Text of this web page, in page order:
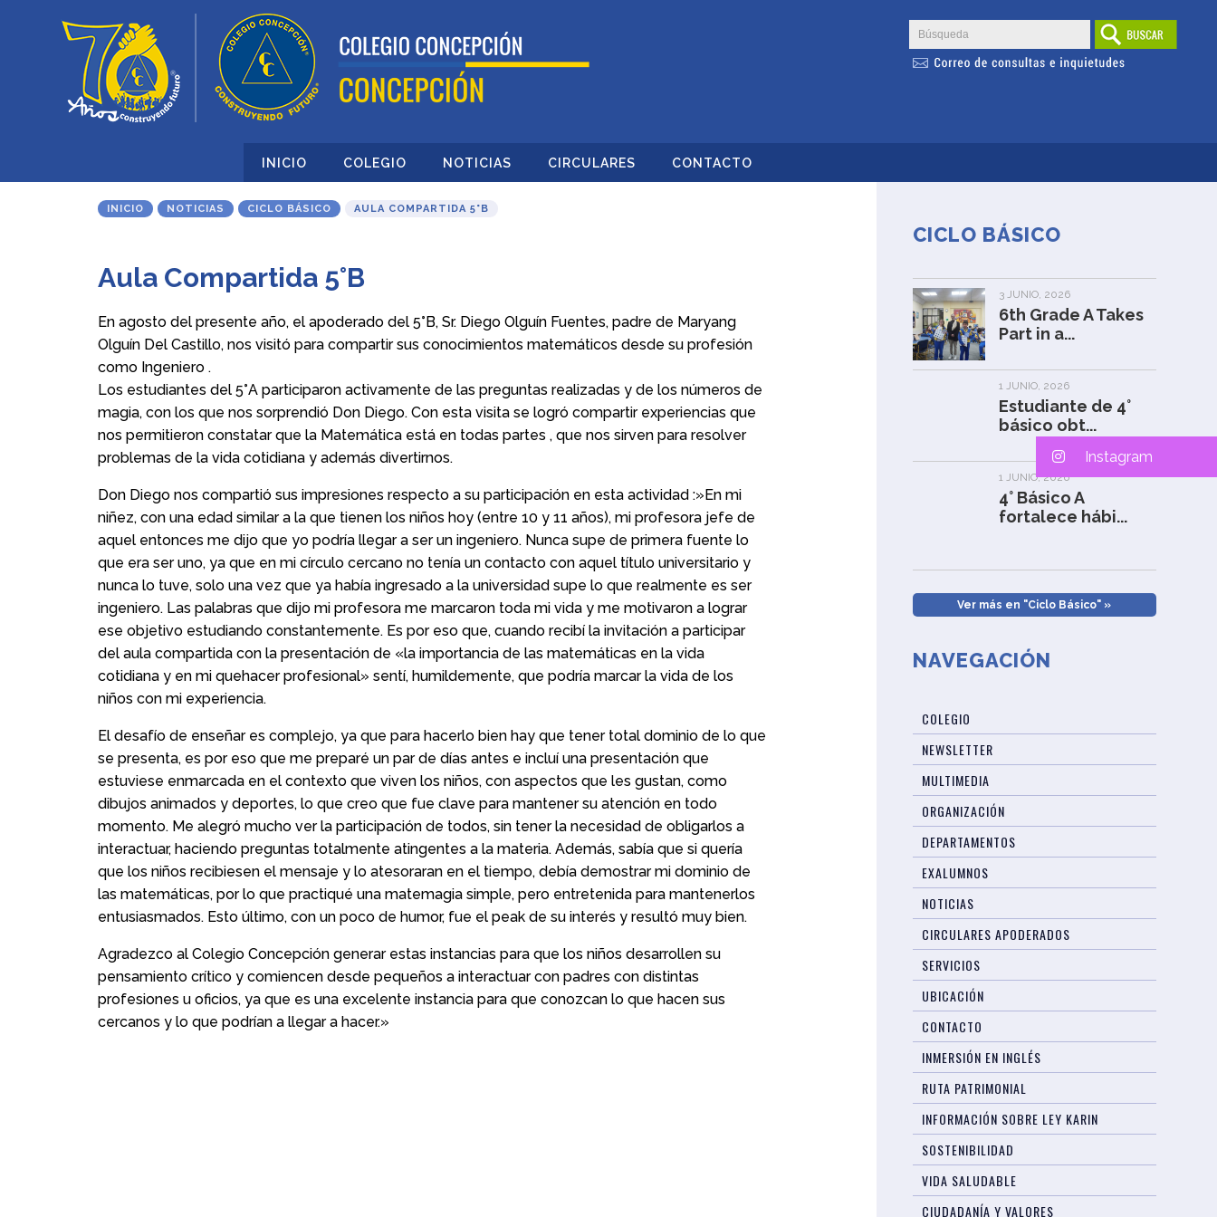
INICIO COLEGIO NOTICIAS CIRCULARES CONTACTO
INICIO NOTICIAS CICLO BÁSICO AULA COMPARTIDA 5°B
Aula Compartida 5°B
En agosto del presente año, el apoderado del 5°B, Sr. Diego Olguín Fuentes, padre de Maryang
Olguín Del Castillo, nos visitó para compartir sus conocimientos matemáticos desde su profesión
como Ingeniero .
Los estudiantes del 5°A participaron activamente de las preguntas realizadas y de los números de
magia, con los que nos sorprendió Don Diego. Con esta visita se logró compartir experiencias que
nos permitieron constatar que la Matemática está en todas partes , que nos sirven para resolver
problemas de la vida cotidiana y además divertirnos.
Don Diego nos compartió sus impresiones respecto a su participación en esta actividad :»En mi
niñez, con una edad similar a la que tienen los niños hoy (entre 10 y 11 años), mi profesora jefe de
aquel entonces me dijo que yo podría llegar a ser un ingeniero. Nunca supe de primera fuente lo
que era ser uno, ya que en mi círculo cercano no tenía un contacto con aquel título universitario y
nunca lo tuve, solo una vez que ya había ingresado a la universidad supe lo que realmente es ser
ingeniero. Las palabras que dijo mi profesora me marcaron toda mi vida y me motivaron a lograr
ese objetivo estudiando constantemente. Es por eso que, cuando recibí la invitación a participar
del aula compartida con la presentación de «la importancia de las matemáticas en la vida
cotidiana y en mi quehacer profesional» sentí, humildemente, que podría marcar la vida de los
niños con mi experiencia.
El desafío de enseñar es complejo, ya que para hacerlo bien hay que tener total dominio de lo que
se presenta, es por eso que me preparé un par de días antes e incluí una presentación que
estuviese enmarcada en el contexto que viven los niños, con aspectos que les gustan, como
dibujos animados y deportes, lo que creo que fue clave para mantener su atención en todo
momento. Me alegró mucho ver la participación de todos, sin tener la necesidad de obligarlos a
interactuar, haciendo preguntas totalmente atingentes a la materia. Además, sabía que si quería
que los niños recibiesen el mensaje y lo atesoraran en el tiempo, debía demostrar mi dominio de
las matemáticas, por lo que practiqué una matemagia simple, pero entretenida para mantenerlos
entusiasmados. Esto último, con un poco de humor, fue el peak de su interés y resultó muy bien.
Agradezco al Colegio Concepción generar estas instancias para que los niños desarrollen su
pensamiento crítico y comiencen desde pequeños a interactuar con padres con distintas
profesiones u oficios, ya que es una excelente instancia para que conozcan lo que hacen sus
cercanos y lo que podrían a llegar a hacer.»
CICLO BÁSICO
3 JUNIO, 2026
6th Grade A Takes
Part in a...
1 JUNIO, 2026
Estudiante de 4°
básico obt...
1 JUNIO, 2026
4° Básico A
fortalece hábi...
Ver más en "Ciclo Básico" »
NAVEGACIÓN
COLEGIO
NEWSLETTER
MULTIMEDIA
ORGANIZACIÓN
DEPARTAMENTOS
EXALUMNOS
NOTICIAS
CIRCULARES APODERADOS
SERVICIOS
UBICACIÓN
CONTACTO
INMERSIÓN EN INGLÉS
RUTA PATRIMONIAL
INFORMACIÓN SOBRE LEY KARIN
SOSTENIBILIDAD
VIDA SALUDABLE
CIUDADANÍA Y VALORES
Instagram